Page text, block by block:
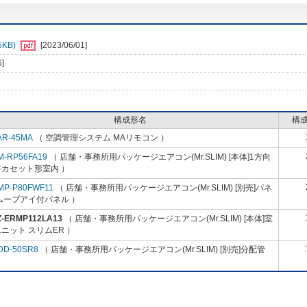
[2023/06/01]
構成形名
構
45MA （ 空調管理システム MAリモコン ）
RP56FA19 （ 店舗・事務所用パッケージエアコン(Mr.SLIM) [本体]1方向
セット形室内 ）
P80FWF11 （ 店舗・事務所用パッケージエアコン(Mr.SLIM) [別売]パネ
ーブアイ付パネル ）
ERMP112LA13 （ 店舗・事務所用パッケージエアコン(Mr.SLIM) [本体]室
ット スリムER ）
50SR8 （ 店舗・事務所用パッケージエアコン(Mr.SLIM) [別売]分配管